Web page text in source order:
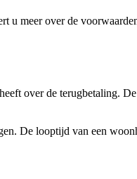
meer over de
over de terugbetaling.
De looptijd van een